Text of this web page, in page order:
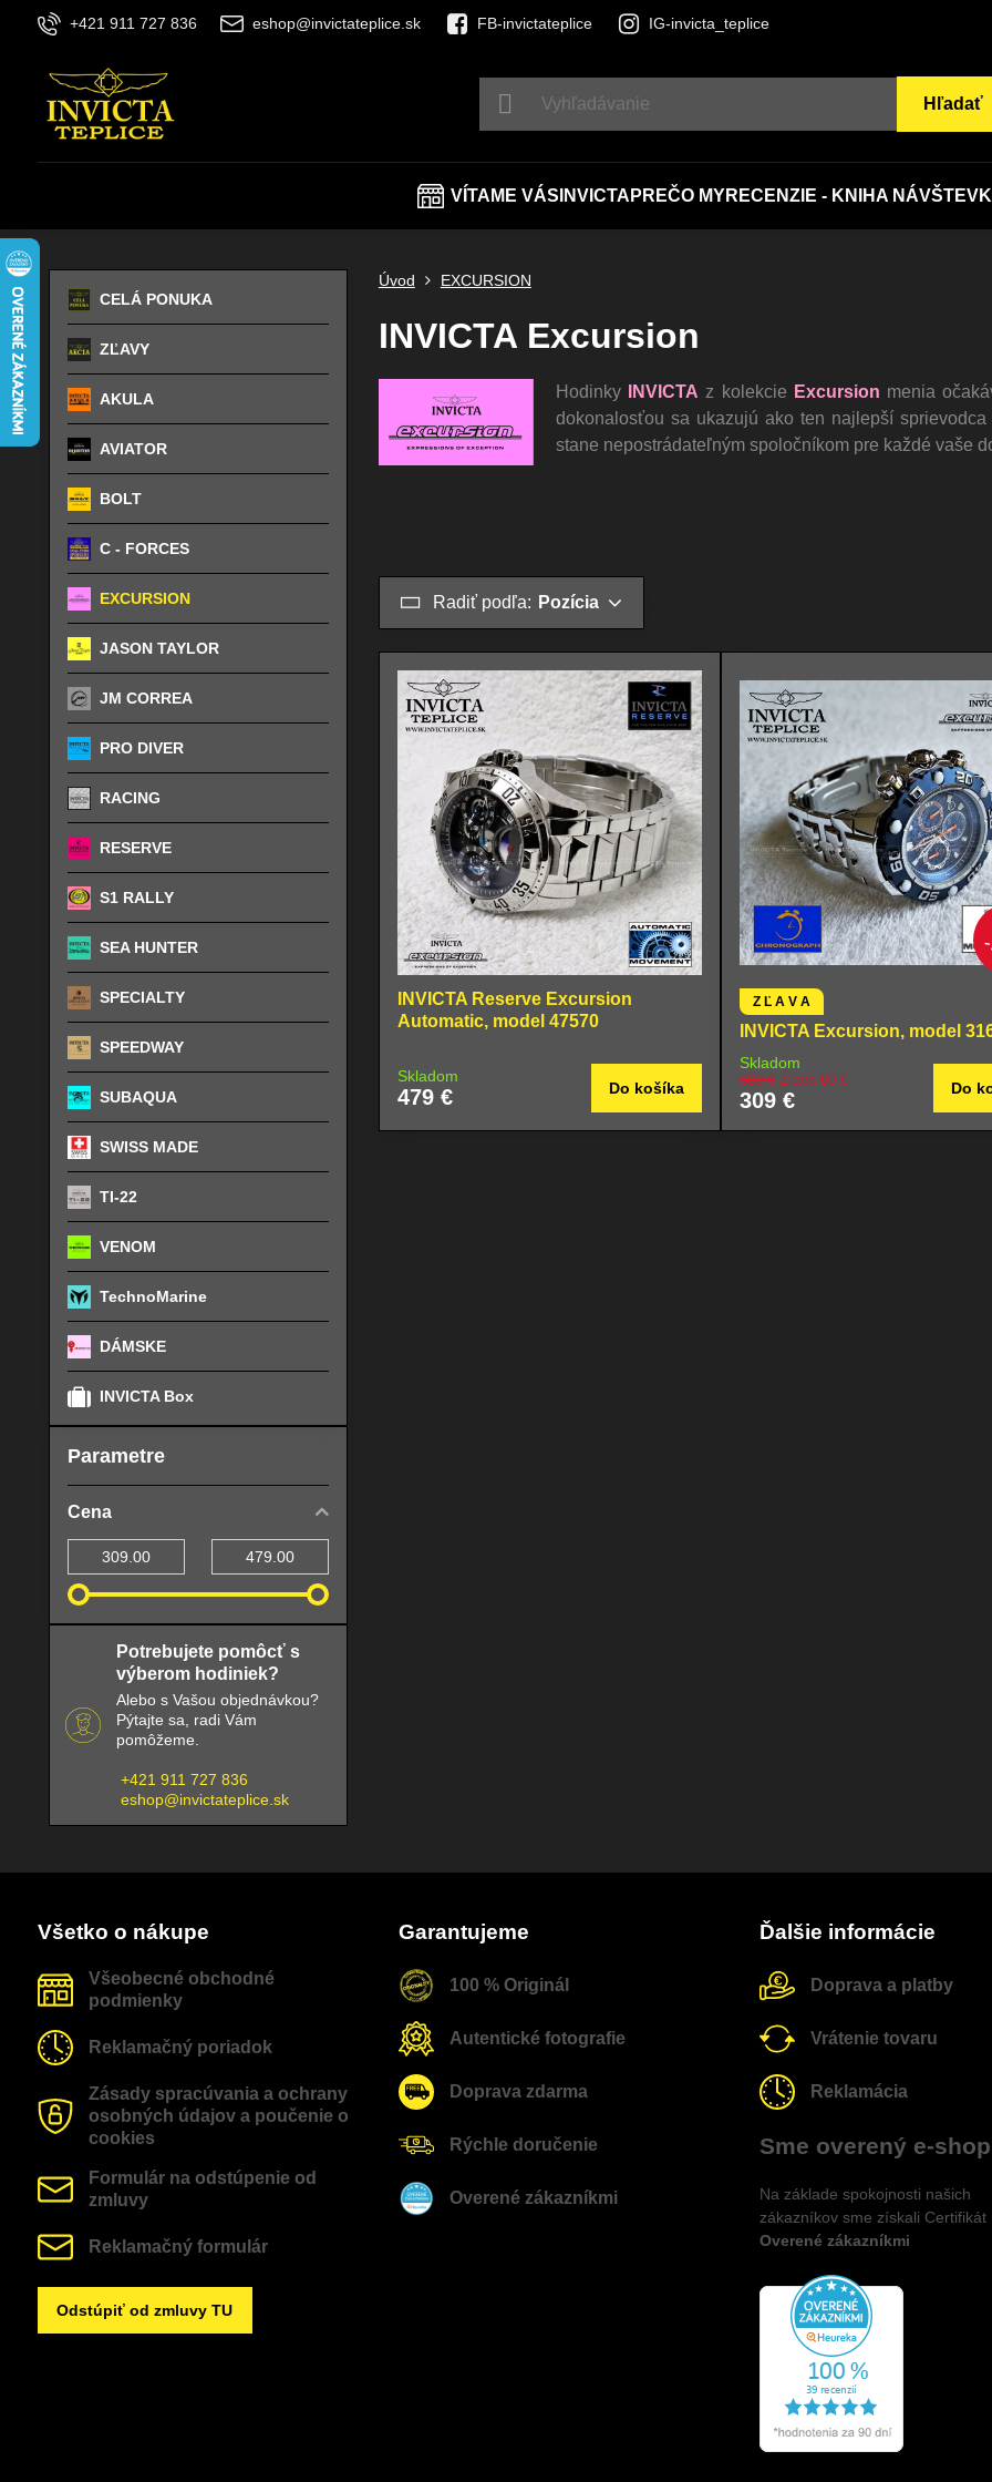
+421 911 727 836 eshop@invictateplice.sk FB-invictateplice IG-invicta_teplice
Hľadať
VÍTAME VÁS INVICTA PREČO MYRECENZIE - KNIHA NÁVŠTEV
Úvod EXCURSION
INVICTA Excursion
Hodinky INVICTA z kolekcie Excursion menia
dokonalosťou sa ukazujú ako ten najlepší
stane nepostrádateľným spoločníkom pre každé vaše
Radiť podľa: Pozícia
INVICTA Reserve Excursion
Automatic, model 47570
Skladom
479 € Do košíka
Z Ľ A V A
INVICTA Excursion, model
Skladom
309 €
369 € Zľava 60 € Do
Parametre
Cena
Potrebujete pomôcť s
výberom hodiniek?
Alebo s Vašou objednávkou?
Pýtajte sa, radi Vám
pomôžeme.
+421 911 727 836
eshop@invictateplice.sk
CELÁ PONUKA
ZĽAVY
AKULA
AVIATOR
BOLT
C - FORCES
EXCURSION
JASON TAYLOR
JM CORREA
PRO DIVER
RACING
RESERVE
S1 RALLY
SEA HUNTER
SPECIALTY
SPEEDWAY
SUBAQUA
SWISS MADE
TI-22
VENOM
TechnoMarine
DÁMSKE
INVICTA Box
Všetko o nákupe
Všeobecné obchodné
podmienky
Reklamačný poriadok
Zásady spracúvania a ochrany
osobných údajov a poučenie o
cookies
Formulár na odstúpenie od
zmluvy
Reklamačný formulár
Odstúpiť od zmluvy TU
Garantujeme
100 % Originál
Autentické fotografie
Doprava zdarma
Rýchle doručenie
Overené zákazníkmi
Ďalšie informácie
Doprava a platby
Vrátenie tovaru
Reklamácia
Sme overený e-shop
Na základe spokojnosti našich
zákazníkov sme získali Certifikát
Overené zákazníkmi